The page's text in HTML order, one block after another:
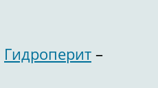
Гидроперит –